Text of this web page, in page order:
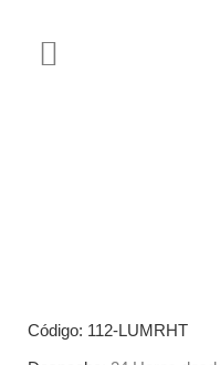
Código: 112-LUMRHT